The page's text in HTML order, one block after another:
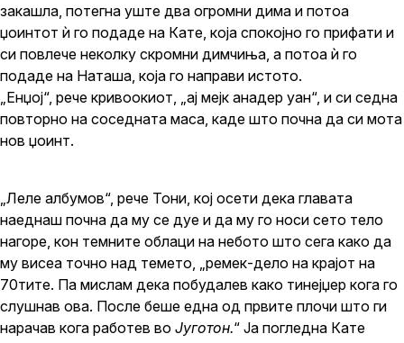
закашла, потегна уште два огромни дима и потоа
џоинтот ѝ го подаде на Кате, која спокојно го прифати и
си повлече неколку скромни димчиња, а потоа ѝ го
подаде на Наташа, која го направи истото.
„Енџој“, рече кривоокиот, „ај мејк анадер уан“, и си седна
повторно на соседната маса, каде што почна да си мота
нов џоинт.
„Леле албумов“, рече Тони, кој осети дека главата
наеднаш почна да му се дуе и да му го носи сето тело
нагоре, кон темните облаци на небото што сега како да
му висеа точно над темето, „ремек-дело на крајот на
70тите. Па мислам дека побудалев како тинејџер кога го
слушнав ова. После беше една од првите плочи што ги
нарачав кога работев во Југотон.“ Ја погледна Кате